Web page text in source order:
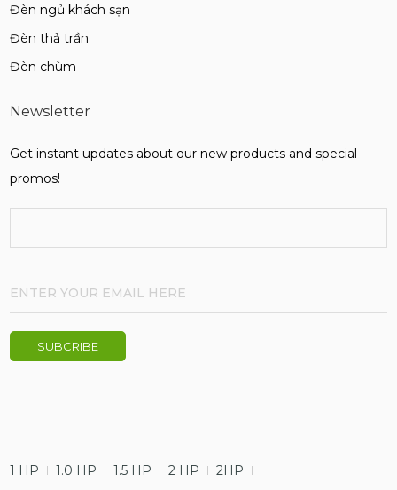
Đèn ngủ khách sạn
Đèn thả trần
Đèn chùm
Newsletter
Get instant updates about our new products and special
promos!
1 HP 1.0 HP 1.5 HP 2 HP
2HP